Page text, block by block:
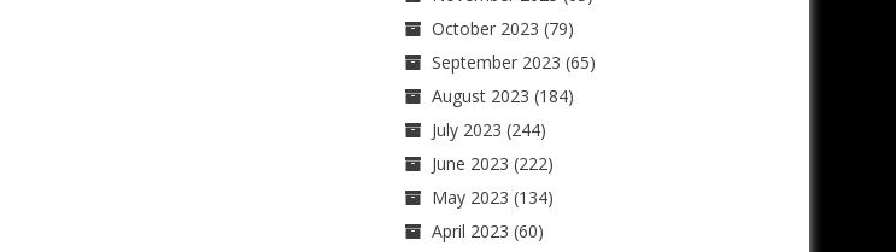
October 2023 (79)
September 2023 (65)
August 2023 (184)
July 2023 (244)
June 2023 (222)
May 2023 (134)
April 2023 (60)